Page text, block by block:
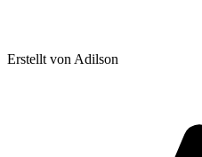
Erstellt von Adilson